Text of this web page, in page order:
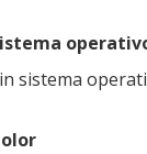
sistema